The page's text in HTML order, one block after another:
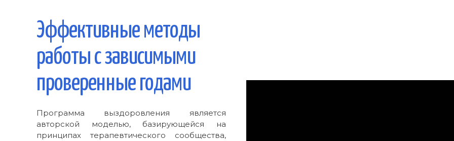
Эффективные методы
работы с зависимыми
проверенные годами
Программа выздоровления является
авторской моделью, базирующейся на
принципах терапевтического сообщества,